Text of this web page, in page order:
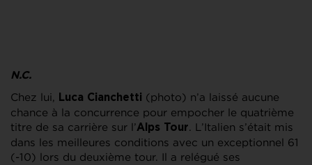
N.C.
Chez lui, Luca Cianchetti (photo) n’a laissé aucune
chance à la concurrence pour empocher le quatrième
titre de sa carrière sur l’Alps Tour. L’Italien s’était mis
dans les meilleures conditions avec un exceptionnel 61
(-10) lors du deuxième tour. Il a relégué ses